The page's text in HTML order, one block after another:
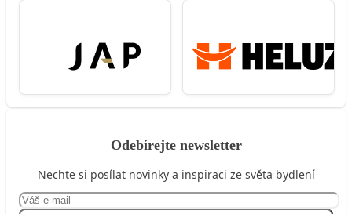
Odebírejte newsletter
Nechte si posílat novinky a inspiraci ze světa bydlení